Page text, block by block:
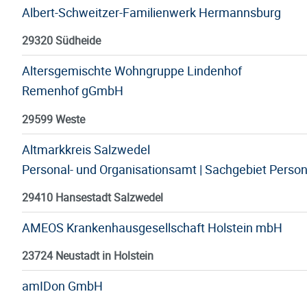
Albert-Schweitzer-Familienwerk Hermannsburg
29320 Südheide
Altersgemischte Wohngruppe Lindenhof
Remenhof gGmbH
29599 Weste
Altmarkkreis Salzwedel
Personal- und Organisationsamt | Sachgebiet
29410 Hansestadt Salzwedel
AMEOS Krankenhausgesellschaft Holstein mbH
23724 Neustadt in Holstein
amIDon GmbH